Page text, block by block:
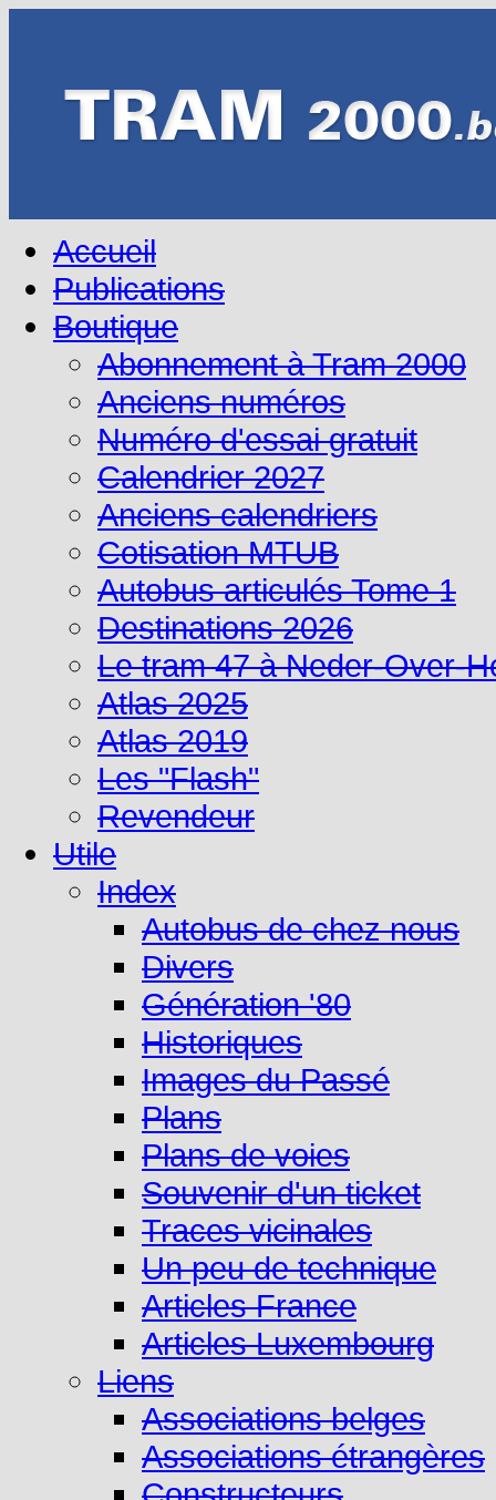
Accueil
Publications
Boutique
Abonnement à Tram 2000
Anciens numéros
Numéro d'essai gratuit
Calendrier 2027
Anciens calendriers
Cotisation MTUB
Autobus articulés Tome 1
Destinations 2026
Le tram 47 à Neder-Over-
Atlas 2025
Atlas 2019
Les "Flash"
Revendeur
Utile
Index
Autobus de chez nous
Divers
Génération '80
Historiques
Images du Passé
Plans
Plans de voies
Souvenir d'un ticket
Traces vicinales
Un peu de technique
Articles France
Articles Luxembourg
Liens
Associations belges
Associations étrangères